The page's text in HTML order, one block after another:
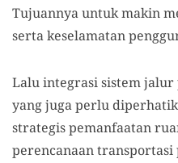
Tujuannya untuk makin
serta keselamatan
Lalu integrasi sistem jalur
yang juga perlu
strategis pemanfaatan
perencanaan